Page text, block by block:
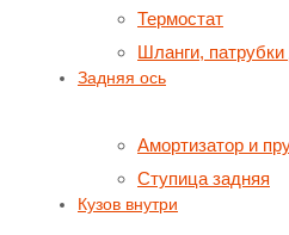
Термостат
Шланги,
Задняя ось
Амортизатор и
Ступица задняя
Кузов внутри